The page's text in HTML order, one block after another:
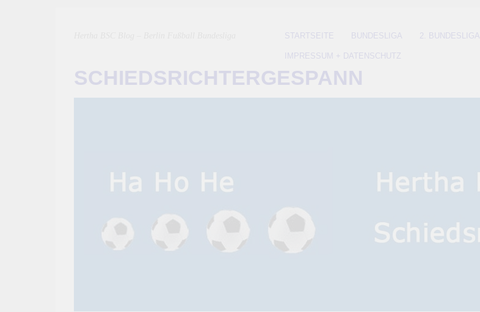
STARTSEITE BUNDESLIGA 2. BUNDESLIGA
IMPRESSUM + DATENSCHUTZ
SCHIEDSRICHTERGESPANN